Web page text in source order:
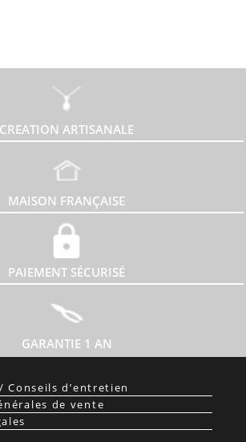
CREATION ARTISANALE
MAISON FRANÇAISE
PAIEMENT SÉCURISÉ
GARANTIE 1 AN
d’entretien
de vente